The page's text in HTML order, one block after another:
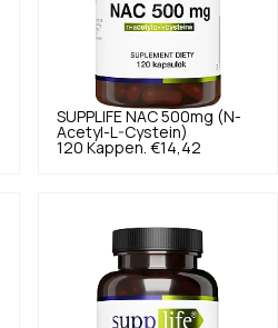
SUPPLIFE NAC 500mg (N-
Acetyl-L-Cystein)
120 Kappen. €14,42